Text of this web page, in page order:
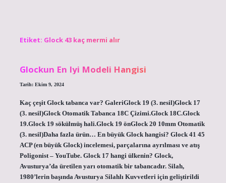
Etiket: Glock 43 kaç mermi alır
Glockun En Iyi Modeli Hangisi
Tarih: Ekim 9, 2024
Kaç çeşit Glock tabanca var? GaleriGlock 19 (3. nesil)Glock 17
(3. nesil)Glock Otomatik Tabanca 18C Çizimi.Glock 18C.Glock
19.Glock 19 sökülmüş hali.Glock 19 önGlock 20 10mm Otomatik
(3. nesil)Daha fazla ürün… En büyük Glock hangisi? Glock 41 45
ACP (en büyük Glock) incelemesi, parçalarına ayrılması ve atış
Poligonist – YouTube. Glock 17 hangi ülkenin? Glock,
Avusturya’da üretilen yarı otomatik bir tabancadır. Silah,
1980’lerin başında Avusturya Silahlı Kuvvetleri için geliştirildi